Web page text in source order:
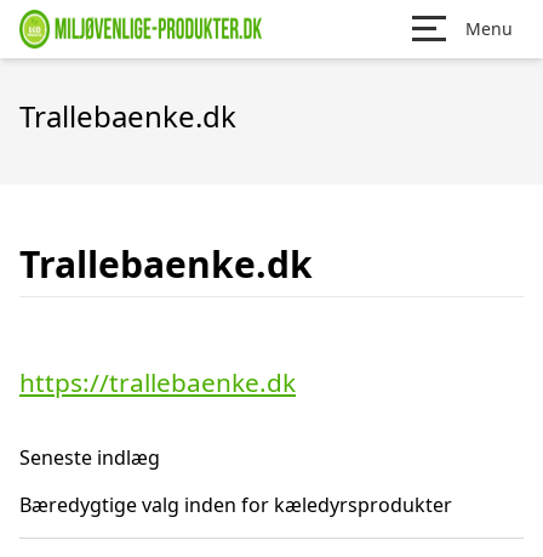
Menu
Trallebaenke.dk
Trallebaenke.dk
https://trallebaenke.dk
Seneste indlæg
Bæredygtige valg inden for kæledyrsprodukter